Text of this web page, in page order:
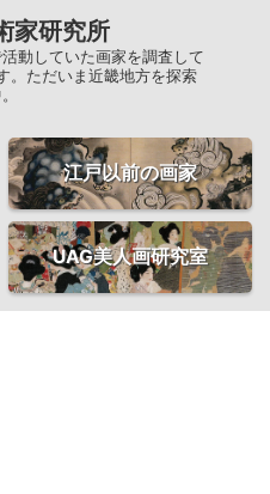
家研究所
動していた画家を調査して
。ただいま近畿地方を探索
江戸以前の画家
UAG美人画研究室